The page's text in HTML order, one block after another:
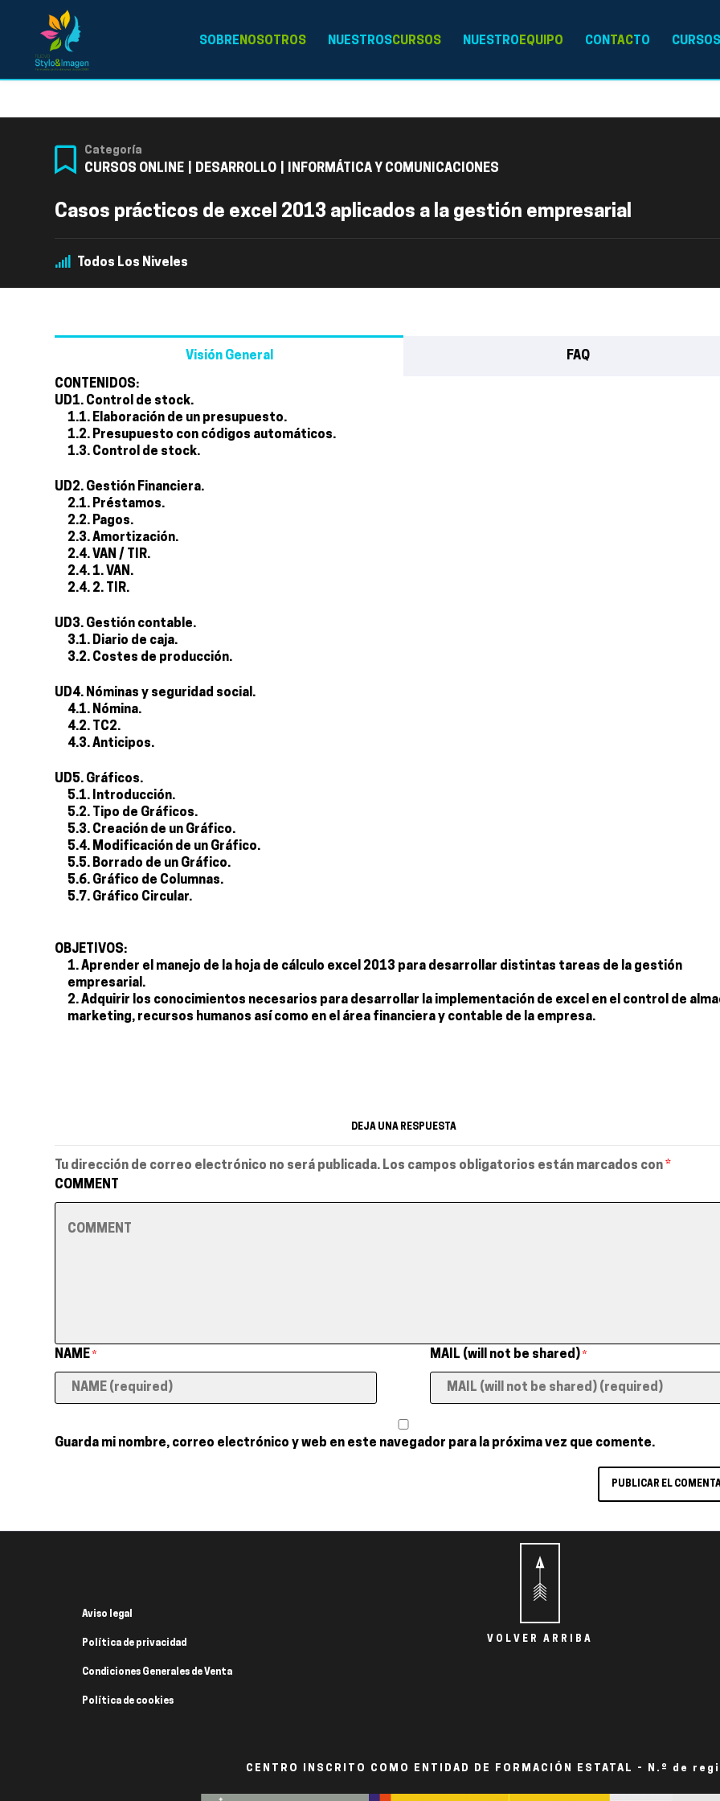
SOBRENOSOTROS NUESTROSCURSOS NUESTROEQUIPO CONTACTO CURSOS
Categoría
CURSOS ONLINE DESARROLLO INFORMÁTICA Y COMUNICACIONES
Casos prácticos de excel 2013 aplicados a la gestión empresarial
Todos Los Niveles
Visión General FAQ
CONTENIDOS:
UD1. Control de stock.
1.1. Elaboración de un presupuesto.
1.2. Presupuesto con códigos automáticos.
1.3. Control de stock.
UD2. Gestión Financiera.
2.1. Préstamos.
2.2. Pagos.
2.3. Amortización.
2.4. VAN / TIR.
2.4. 1. VAN.
2.4. 2. TIR.
UD3. Gestión contable.
3.1. Diario de caja.
3.2. Costes de producción.
UD4. Nóminas y seguridad social.
4.1. Nómina.
4.2. TC2.
4.3. Anticipos.
UD5. Gráficos.
5.1. Introducción.
5.2. Tipo de Gráficos.
5.3. Creación de un Gráfico.
5.4. Modificación de un Gráfico.
5.5. Borrado de un Gráfico.
5.6. Gráfico de Columnas.
5.7. Gráfico Circular.
OBJETIVOS:
Aprender el manejo de la hoja de cálculo excel 2013 para desarrollar distintas tareas de la gestión
empresarial.
Adquirir los conocimientos necesarios para desarrollar la implementación de excel en el control de
marketing, recursos humanos así como en el área financiera y contable de la empresa.
DEJA UNA RESPUESTA
Tu dirección de correo electrónico no será publicada. Los campos obligatorios están marcados con *
COMMENT
NAME * MAIL (will not be shared) *
Guarda mi nombre, correo electrónico y web en este navegador para la próxima vez que comente.
VOLVER ARRIBA
Aviso legal
Política de privacidad
Condiciones Generales de Venta
Política de cookies
CENTRO INSCRITO COMO ENTIDAD DE FORMACIÓN ESTATAL - N.º de